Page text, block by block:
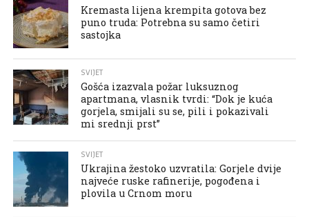
Kremasta lijena krempita gotova bez
puno truda: Potrebna su samo četiri
sastojka
SVIJET
Gošća izazvala požar luksuznog
apartmana, vlasnik tvrdi: “Dok je kuća
gorjela, smijali su se, pili i pokazivali
mi srednji prst”
SVIJET
Ukrajina žestoko uzvratila: Gorjele dvije
najveće ruske rafinerije, pogođena i
plovila u Crnom moru